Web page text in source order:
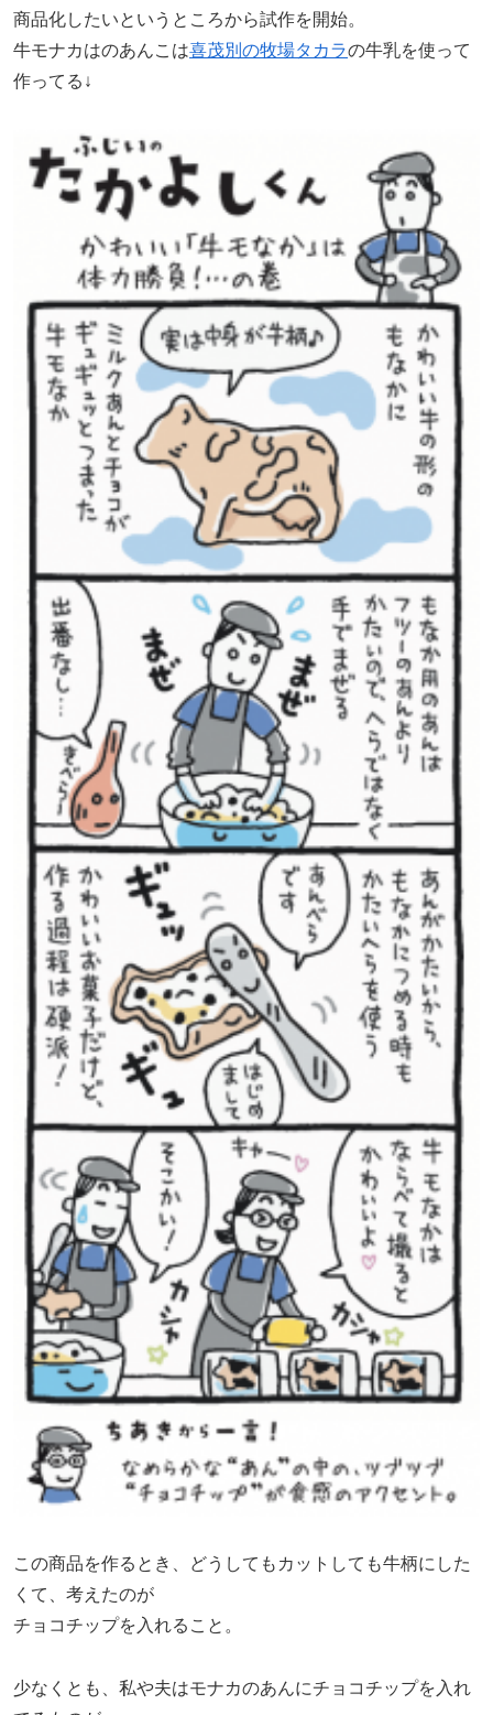
商品化したいというところから試作を開始。
牛モナカはのあんこは喜茂別の牧場タカラの牛乳を使って
作ってる↓
この商品を作るとき、どうしてもカットしても牛柄にした
くて、考えたのが
チョコチップを入れること。
少なくとも、私や夫はモナカのあんにチョコチップを入れ